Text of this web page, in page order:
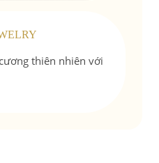
thiên nhiên với